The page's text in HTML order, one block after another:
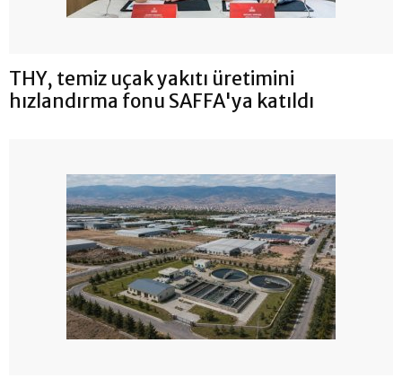
THY, temiz uçak yakıtı üretimini
hızlandırma fonu SAFFA'ya katıldı